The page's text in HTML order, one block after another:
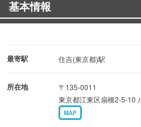
【こだわりとお酒】その日によ
ーや季節限定のお料理やお酒
基本情報
最寄駅 住吉(東京都)駅
所在地
〒135-0011
東京都江東区扇橋2-5-10
MAP